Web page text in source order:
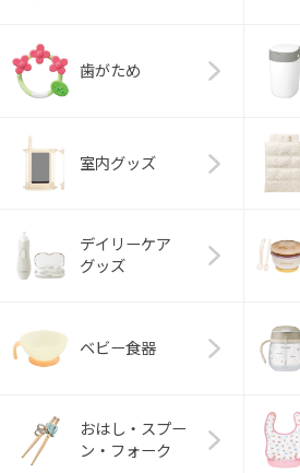
歯がため
室内グッズ
デイリーケア
グッズ
ベビー食器
おはし・スプー
ン・フォーク